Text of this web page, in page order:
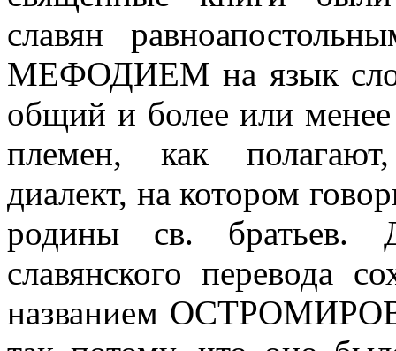
славян
МЕФОДИЕМ на язык
общий и более или
племен, как
диалект, на котором
родины св. братьев.
славянского перевода
названием